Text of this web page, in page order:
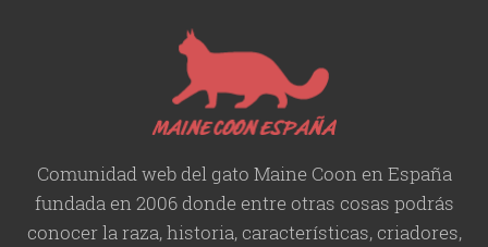
Comunidad web del gato Maine Coon en España
fundada en 2006 donde entre otras cosas podrás
conocer la raza, historia,características, criadores,